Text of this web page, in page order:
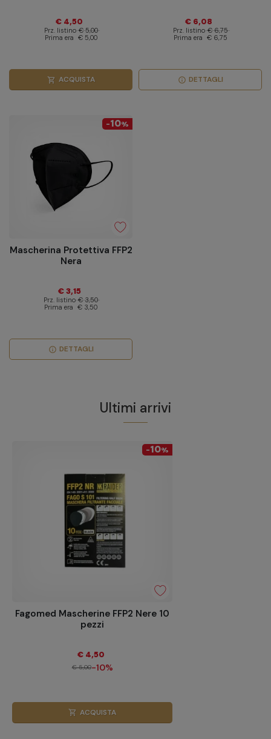
€ 4,50
Prz. listino € 5,00
Prima era € 5,00
shopping_cart ACQUISTA
€ 6,08
Prz. listino € 6,75
Prima era € 6,75
info DETTAGLI
-10%
Mascherina Protettiva FFP2
Nera
€ 3,15
Prz. listino € 3,50
Prima era € 3,50
info DETTAGLI
Ultimi arrivi
-10%
Fagomed Mascherine FFP2 Nere 10
pezzi
€ 4,50
€ 5,00-10%
shopping_cart ACQUISTA